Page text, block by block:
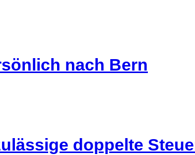
nach Bern
doppelte